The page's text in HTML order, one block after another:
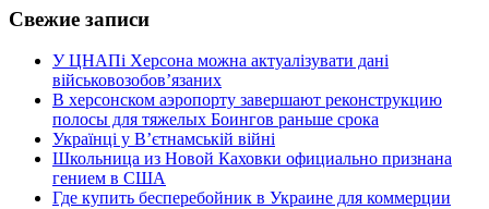
Свежие записи
У ЦНАПі Херсона можна актуалізувати дані
військовозобов’язаних
В херсонском аэропорту завершают реконструкцию
полосы для тяжелых Боингов раньше срока
Українці у В’єтнамській війні
Школьница из Новой Каховки официально признана
гением в США
Где купить бесперебойник в Украине для коммерции